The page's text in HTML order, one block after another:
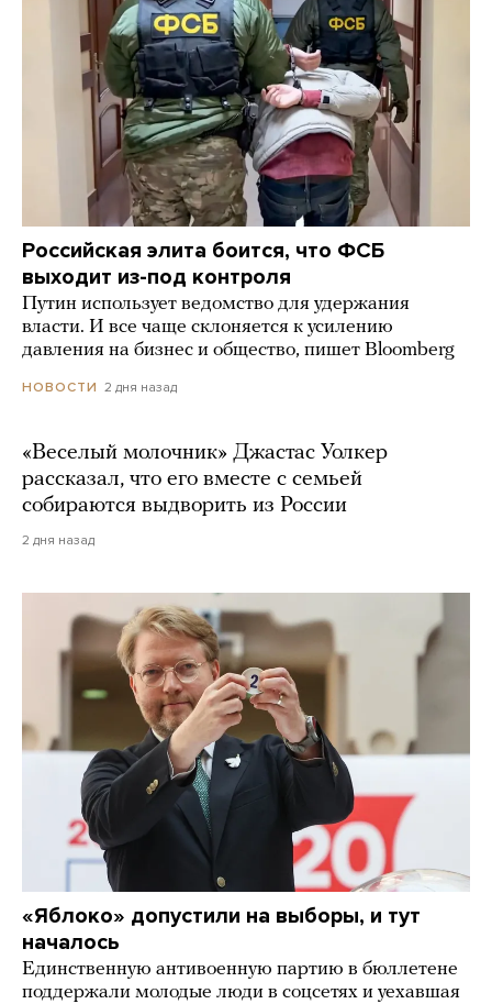
Российская элита боится, что ФСБ
выходит из-под контроля
Путин использует ведомство для удержания
власти. И все чаще склоняется к усилению
давления на бизнес и общество, пишет Bloomberg
НОВОСТИ 2 дня назад
«Веселый молочник» Джастас Уолкер
рассказал, что его вместе с семьей
собираются выдворить из России
2 дня назад
«Яблоко» допустили на выборы, и тут
началось
Единственную антивоенную партию в бюллетене
поддержали молодые люди в соцсетях и уехавшая